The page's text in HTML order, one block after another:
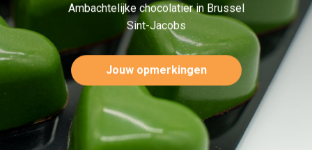
Ambachtelijke chocolatier in Brussel
Sint-Jacobs
Jouw opmerkingen